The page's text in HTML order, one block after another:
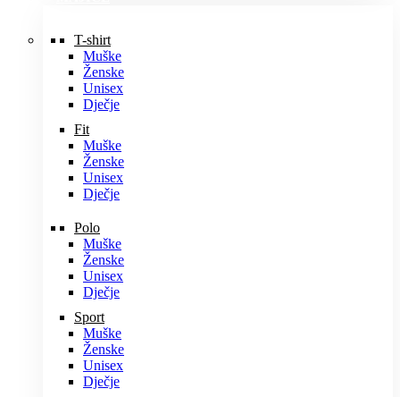
T-shirt
Muške
Ženske
Unisex
Dječje
Fit
Muške
Ženske
Unisex
Dječje
Polo
Muške
Ženske
Unisex
Dječje
Sport
Muške
Ženske
Unisex
Dječje